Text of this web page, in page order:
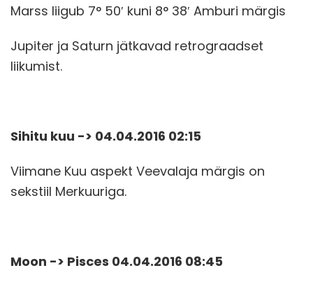
Marss liigub 7° 50′ kuni 8° 38′ Amburi märgis
Jupiter ja Saturn jätkavad retrograadset
liikumist.
Sihitu kuu -> 04.04.2016 02:15
Viimane Kuu aspekt Veevalaja märgis on
sekstiil Merkuuriga.
Moon -> Pisces 04.04.2016 08:45